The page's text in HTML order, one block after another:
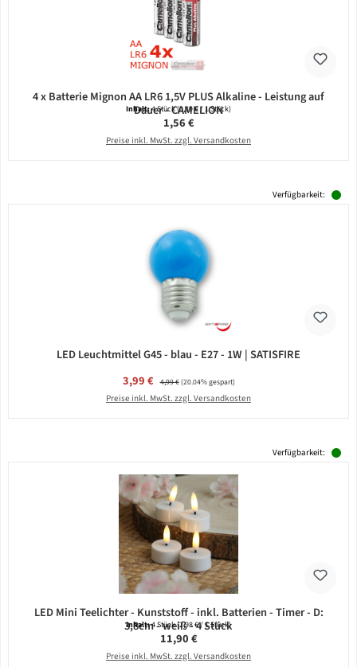
4 x Batterie Mignon AA LR6 1,5V PLUS Alkaline - Leistung auf
Dauer - CAMELION
Inhalt:4 Stück(0,39 € / 1 Stück)
Regulärer Preis:
1,56 €
Preise inkl. MwSt. zzgl. Versandkosten
Verfügbarkeit:
LED Leuchtmittel G45 - blau - E27 - 1W | SATISFIRE
Verkaufspreis:
3,99 € Regulärer Preis:
4,99 €(20.04% gespart)
Preise inkl. MwSt. zzgl. Versandkosten
Verfügbarkeit:
LED Mini Teelichter - Kunststoff - inkl. Batterien - Timer - D:
3,8cm - weiß - 4 Stück
Inhalt:4 Stück(2,98 € / 1 Stück)
Regulärer Preis:
11,90 €
Preise inkl. MwSt. zzgl. Versandkosten